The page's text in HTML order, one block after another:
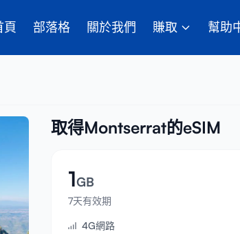
頁 部落格 關於我們 賺取 幫助
取得Montserrat的eSIM
1GB
7天有效期
4G網路